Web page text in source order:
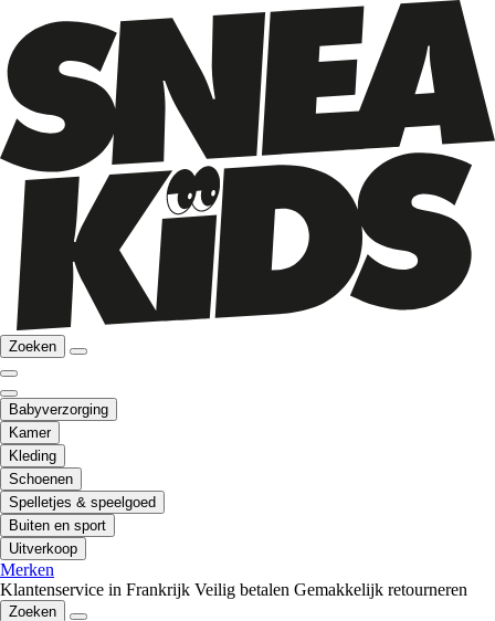
Zoeken
Babyverzorging
Kamer
Kleding
Schoenen
Spelletjes & speelgoed
Buiten en sport
Uitverkoop
Merken
Klantenservice in Frankrijk Veilig betalen Gemakkelijk retourneren
Zoeken